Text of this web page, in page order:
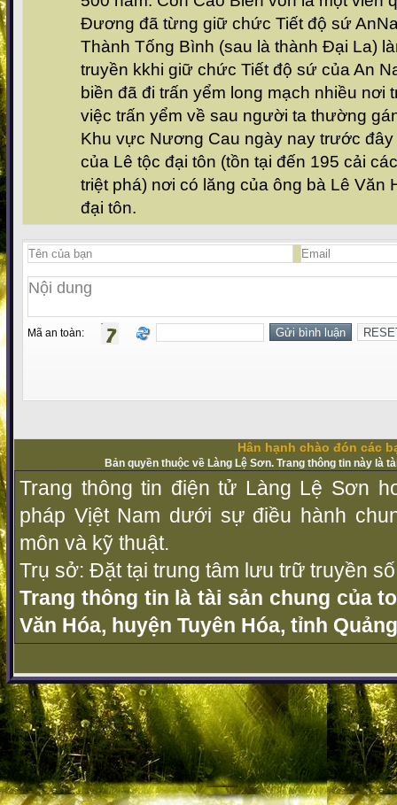
Đương đã từng giữ chức Tiết độ sứ
Thành Tống Bình (sau là thành Đại La)
truyền kkhi giữ chức Tiết độ sứ của An
biền đã đi trấn yểm long mạch nhiều nơi
việc trấn yểm về sau người ta thường
Khu vực Nương Cau ngày nay trước
của Lê tộc đại tôn (tồn tại đến 195 cải
triệt phá) nơi có lăng của ông bà Lê Văn
đại tôn.
Mã an toàn:
Hân hạnh chào đón các
Bản quyền thuộc về Làng Lệ Sơn. Trang thông tin này là
Trang thông tin điện tử Làng Lệ Sơn
pháp Vịệt Nam dưới sự điều hành
môn và kỹ thuật.
Trụ sở: Đặt tại trung tâm lưu trữ truyền
Trang thông tin là tài sản chung của
Văn Hóa, huyện Tuyên Hóa, tỉnh